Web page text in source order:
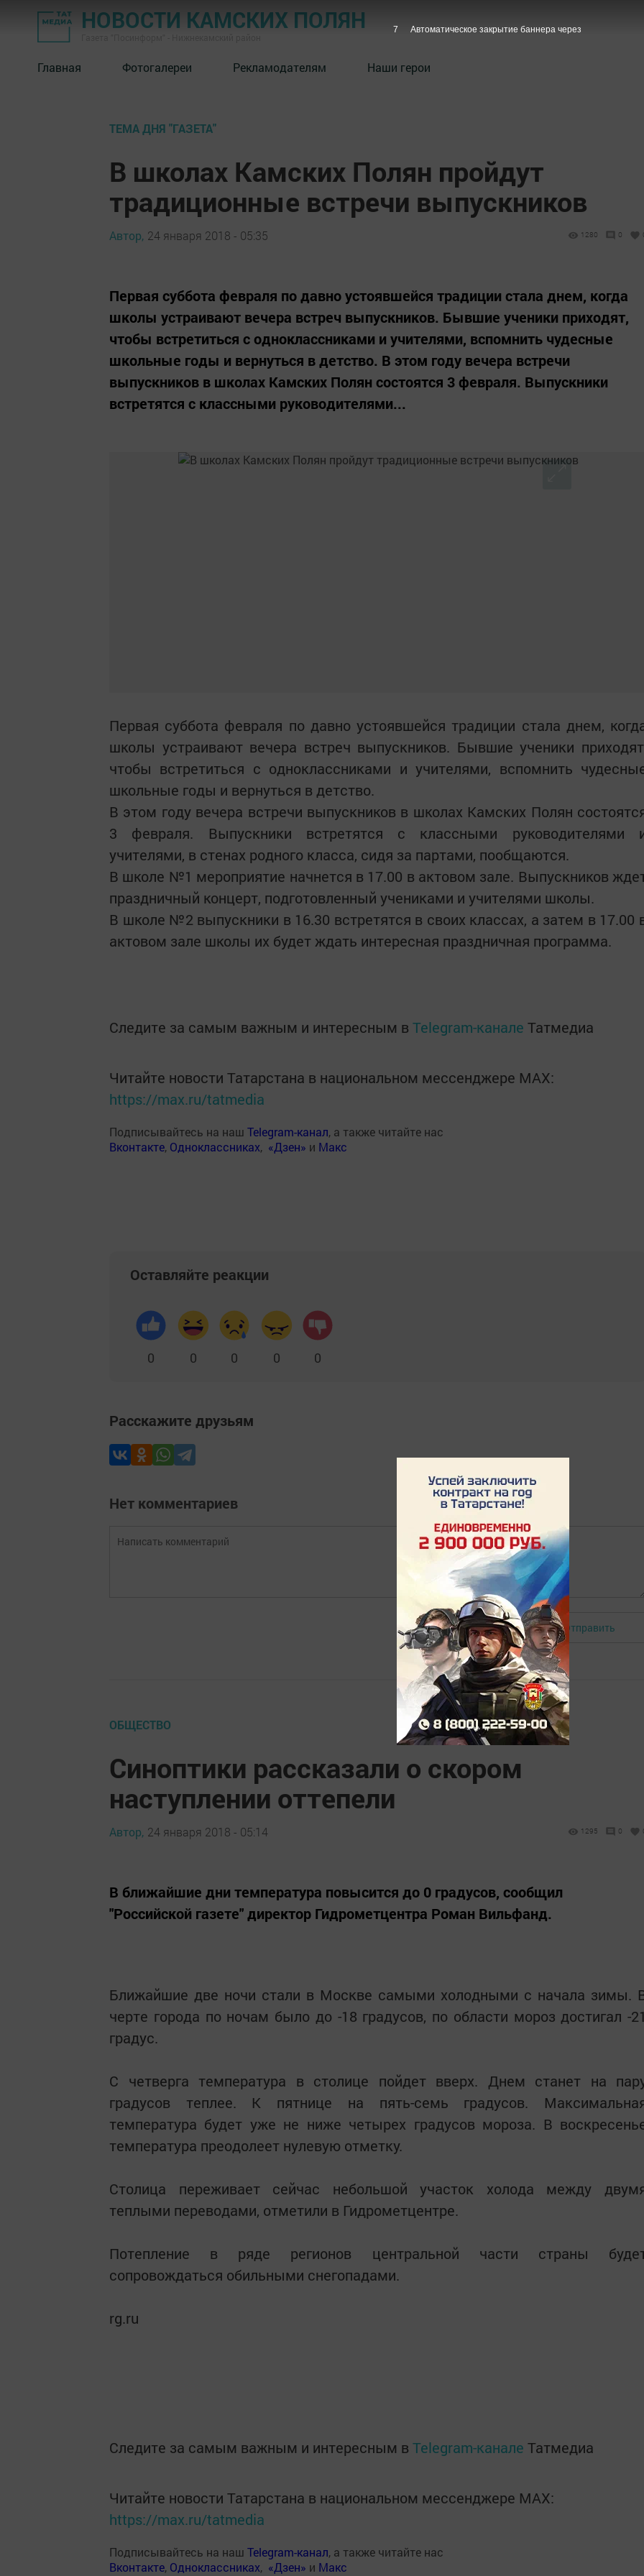
НОВОСТИ КАМСКИХ ПОЛЯН
Главная Фотогалереи Рекламодателям Наши герои
ТЕМА ДНЯ "ГАЗЕТА"
В школах Камских Полян пройдут
традиционные встречи выпускников
Автор, 24 января 2018 - 05:35 1280 0
Первая суббота февраля по давно устоявшейся традиции стала днем, когда
школы устраивают вечера встреч выпускников. Бывшие ученики приходят,
чтобы встретиться с одноклассниками и учителями, вспомнить чудесные
школьные годы и вернуться в детство. В этом году вечера встречи
выпускников в школах Камских Полян состоятся 3 февраля. Выпускники
встретятся с классными руководителями...
Первая суббота февраля по давно устоявшейся традиции стала днем,
школы устраивают вечера встреч выпускников. Бывшие ученики
чтобы встретиться с одноклассниками и учителями, вспомнить
школьные годы и вернуться в детство.
В этом году вечера встречи выпускников в школах Камских Полян
3 февраля. Выпускники встретятся с классными руководителями
учителями, в стенах родного класса, сидя за партами, пообщаются.
В школе №1 мероприятие начнется в 17.00 в актовом зале. Выпускников
праздничный концерт, подготовленный учениками и учителями школы.
В школе №2 выпускники в 16.30 встретятся в своих классах, а затем в 17.00
актовом зале школы их будет ждать интересная праздничная программа.
Следите за самым важным и интересным в Telegram-канале Татмедиа
Читайте новости Татарстана в национальном мессенджере MАХ:
https://max.ru/tatmedia
Подписывайтесь на наш Telegram-канал, а также читайте нас
Вконтакте, Одноклассниках, «Дзен» и Макс
Оставляйте реакции
0 0 0 0 0
Расскажите друзьям
Нет комментариев
Авторизоваться Отправить
ОБЩЕСТВО
Синоптики рассказали о скором
наступлении оттепели
Автор, 24 января 2018 - 05:14 1295 0
В ближайшие дни температура повысится до 0 градусов, сообщил
"Российской газете" директор Гидрометцентра Роман Вильфанд.
Ближайшие две ночи стали в Москве самыми холодными с начала зимы.
черте города по ночам было до -18 градусов, по области мороз достигал -
градус.
С четверга температура в столице пойдет вверх. Днем станет на
градусов теплее. К пятнице на пять-семь градусов.
температура будет уже не ниже четырех градусов мороза. В
температура преодолеет нулевую отметку.
Столица переживает сейчас небольшой участок холода между
теплыми переводами, отметили в Гидрометцентре.
Потепление в ряде регионов центральной части страны
сопровождаться обильными снегопадами.
rg.ru
Следите за самым важным и интересным в Telegram-канале Татмедиа
Читайте новости Татарстана в национальном мессенджере MАХ:
https://max.ru/tatmedia
Подписывайтесь на наш Telegram-канал, а также читайте нас
Вконтакте, Одноклассниках, «Дзен» и Макс
6 Автоматическое закрытие баннера через